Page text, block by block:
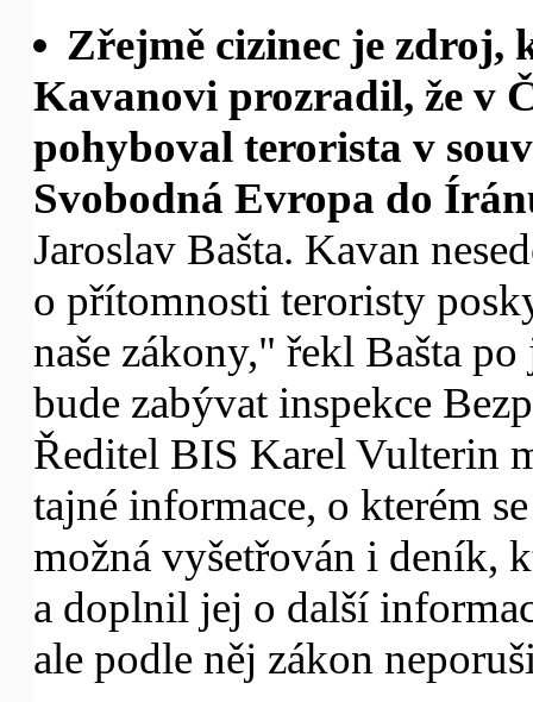
Zřejmě cizinec je
Kavanovi prozradil, že v
pohyboval terorista v
Svobodná Evropa do
Jaroslav Bašta. Kavan
o přítomnosti teroristy
naše zákony," řekl Bašta
bude zabývat inspekce
Ředitel BIS Karel Vulterin
tajné informace, o kterém
možná vyšetřován i deník,
a doplnil jej o další
ale podle něj zákon